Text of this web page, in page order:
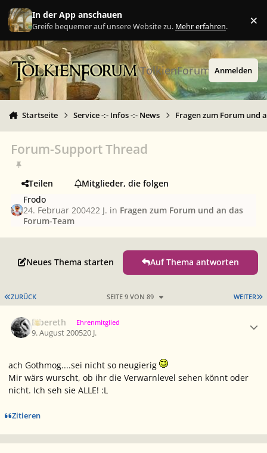
Zu Inhalt springen
In der App anschauen
Greife bequemer auf unsere Website zu. Mehr erfahren. ×
TolkienForum Anmelden
Startseite Service -:- Infos -:- News Fragen zum Forum und
Forum-Support Thread
Teilen
Mitglieder, die folgen
Frodo
24. Februar 200422 J. in Fragen zum Forum und an das
Forum-Team
Neues Thema starten Auf Thema antworten
ERSTE SEITE
ZURÜCK WEITER
SEITE 9 VON 89
Elbereth Ehrenmitglied
9. August 200520 J.
ach Gothmog....sei nicht so neugierig
Mir wärs wurscht, ob ihr die Verwarnlevel sehen könnt oder
nicht. Ich seh sie ALLE! :L
Zitieren